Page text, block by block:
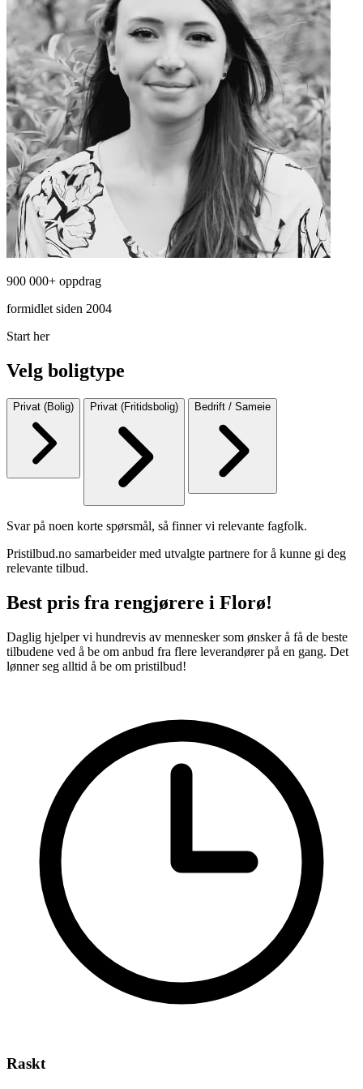
900 000+ oppdrag
formidlet siden 2004
Start her
Velg boligtype
Privat (Bolig) Privat (Fritidsbolig) Bedrift / Sameie
Svar på noen korte spørsmål, så finner vi relevante fagfolk.
Pristilbud.no samarbeider med utvalgte partnere for å kunne gi deg
relevante tilbud.
Best pris fra rengjørere i Florø!
Daglig hjelper vi hundrevis av mennesker som ønsker å få de beste
tilbudene ved å be om anbud fra flere leverandører på en gang. Det
lønner seg alltid å be om pristilbud!
Raskt